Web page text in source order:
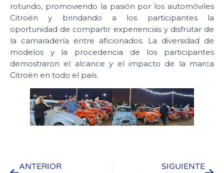
rotundo, promoviendo la pasión por los automóviles
Citroën y brindando a los participantes la
oportunidad de compartir experiencias y disfrutar de
la camaradería entre aficionados. La diversidad de
modelos y la procedencia de los participantes
demostraron el alcance y el impacto de la marca
Citroën en todo el país.
ANTERIOR SIGUIENTE